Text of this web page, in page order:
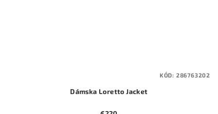
Dámska Loretto Jacket
KÓD: 286763202